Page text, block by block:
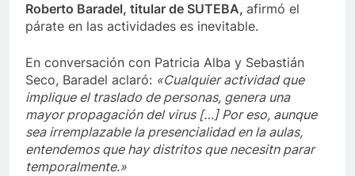
Roberto Baradel, titular de SUTEBA, afirmó el
párate en las actividades es inevitable.
En conversación con Patricia Alba y Sebastián
Seco, Baradel aclaró: «Cualquier actividad que
implique el traslado de personas, genera una
mayor propagación del virus […] Por eso, aunque
sea irremplazable la presencialidad en la aulas,
entendemos que hay distritos que necesitn parar
temporalmente.»